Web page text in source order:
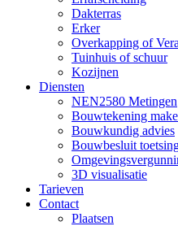
Dakterras
Erker
Overkapping of
Tuinhuis of schuur
Kozijnen
Diensten
NEN2580 Metingen
Bouwtekening
Bouwkundig advies
Bouwbesluit
3D visualisatie
Tarieven
Contact
Plaatsen